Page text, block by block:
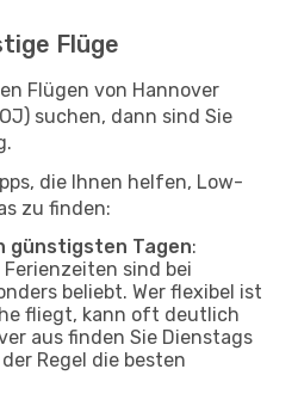
Flüge
Flügen von Hannover
suchen, dann sind Sie
die Ihnen helfen, Low-
zu finden:
günstigsten Tagen:
sind bei
beliebt. Wer flexibel ist
fliegt, kann oft deutlich
aus finden Sie Dienstags
Regel die besten